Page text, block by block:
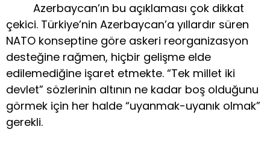
Azerbaycan’ın bu açıklaması çok dikkat
çekici. Türkiye’nin Azerbaycan’a yıllardır süren
NATO konseptine göre askeri reorganizasyon
desteğine rağmen, hiçbir gelişme elde
edilemediğine işaret etmekte. “Tek millet iki
devlet” sözlerinin altının ne kadar boş olduğunu
görmek için her halde “uyanmak-uyanık olmak”
gerekli.